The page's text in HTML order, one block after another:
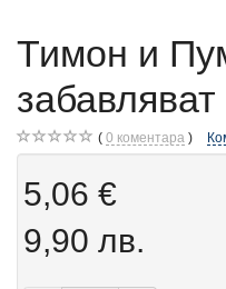
Тимон и
забавляват
0 коментара
5,06 €
9,90 лв.